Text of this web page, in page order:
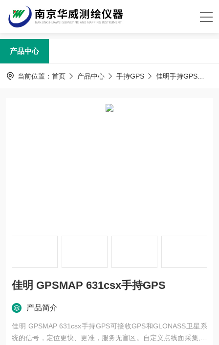
产品中心
当前位置： 首页 产品中心 手持GPS 佳明手持GPS
佳明 GPSMAP 631csx手持GPS
产品简介
佳明 GPSMAP 631csx手持GPS可接收GPS和GLONASS卫星系
统的信号，定位更快、更准，服务无盲区。自定义点线面采集,属